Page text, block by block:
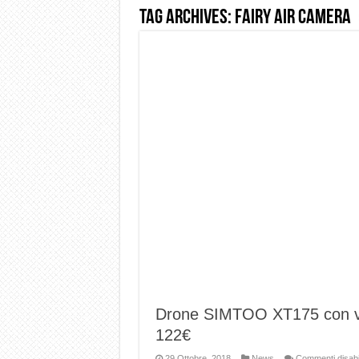
Dashcam 70mai A810 Lite:
Tag Archives: Fairy air camera
Drone SIMTOO XT175 con
122€